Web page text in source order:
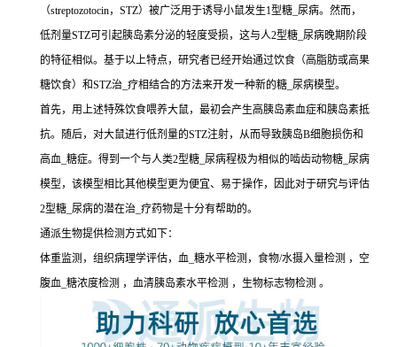
（streptozotocin，STZ）被广泛用于诱导小鼠发生1型糖_尿病。然而，
低剂量STZ可引起胰岛素分泌的轻度受损，这与人2型糖_尿病晚期阶段
的特征相似。基于以上特点，研究者已经开始通过饮食（高脂肪或高果
糖饮食）和STZ治_疗相结合的方法来开发一种新的糖_尿病模型。
首先，用上述特殊饮食喂养大鼠，最初会产生高胰岛素血症和胰岛素抵
抗。随后，对大鼠进行低剂量的STZ注射，从而导致胰岛B细胞损伤和
高血_糖症。得到一个与人类2型糖_尿病程极为相似的啮齿动物糖_尿病
模型，该模型相比其他模型更为便宜、易于操作，因此对于研究与评估
2型糖_尿病的潜在治_疗药物是十分有帮助的。
通派生物提供检测方式如下：
体重监测，组织病理学评估，血_糖水平检测，食物/水摄入量检测 ，空
腹血_糖浓度检测 ，血清胰岛素水平检测 ，生物标志物检测 。